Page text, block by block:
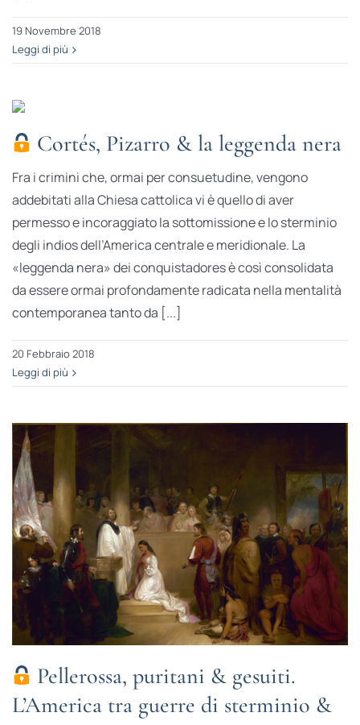
19 Novembre 2018
Leggi di più
Cortés, Pizarro & la leggenda nera
Fra i crimini che, ormai per consuetudine, vengono
addebitati alla Chiesa cattolica vi è quello di aver
permesso e incoraggiato la sottomissione e lo sterminio
degli indios dell’America centrale e meridionale. La
«leggenda nera» dei conquistadores è così consolidata
da essere ormai profondamente radicata nella mentalità
contemporanea tanto da [...]
20 Febbraio 2018
Leggi di più
Pellerossa, puritani & gesuiti.
L’America tra guerre di sterminio &